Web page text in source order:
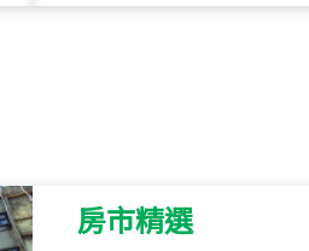
115
房市精選